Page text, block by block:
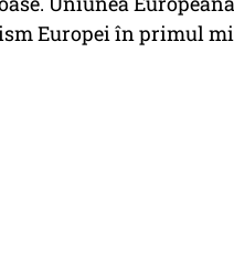
Europei în primul